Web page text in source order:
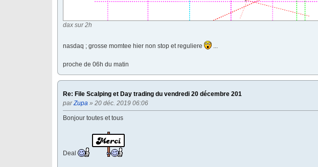
dax sur 2h
nasdaq ; grosse momtee hier non stop et reguliere ...
proche de 06h du matin
Re: File Scalping et Day trading du vendredi 20 décembre 201
parZupa » 20 déc. 2019 06:06
Bonjour toutes et tous
Deal